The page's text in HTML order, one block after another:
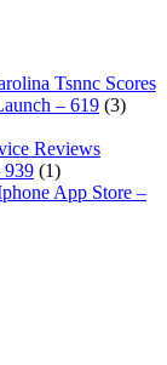
Tsnnc Scores
– 619 (3)
Reviews
939 (1)
App Store –